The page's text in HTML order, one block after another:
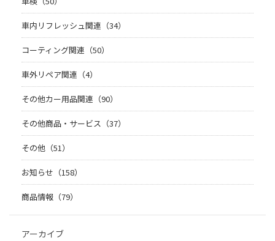
車内リフレッシュ関連（34）
コーティング関連（50）
車外リペア関連（4）
その他カー用品関連（90）
その他商品・サービス（37）
その他（51）
お知らせ（158）
商品情報（79）
アーカイブ